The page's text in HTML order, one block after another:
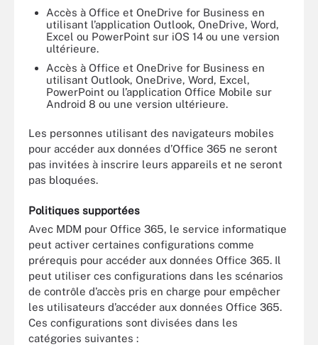
Accès à Office et OneDrive for Business en
utilisant l’application Outlook, OneDrive, Word,
Excel ou PowerPoint sur iOS 14 ou une version
ultérieure.
Accès à Office et OneDrive for Business en
utilisant Outlook, OneDrive, Word, Excel,
PowerPoint ou l’application Office Mobile sur
Android 8 ou une version ultérieure.
Les personnes utilisant des navigateurs mobiles
pour accéder aux données d’Office 365 ne seront
pas invitées à inscrire leurs appareils et ne seront
pas bloquées.
Politiques supportées
Avec MDM pour Office 365, le service informatique
peut activer certaines configurations comme
prérequis pour accéder aux données Office 365. Il
peut utiliser ces configurations dans les scénarios
de contrôle d’accès pris en charge pour empêcher
les utilisateurs d’accéder aux données Office 365.
Ces configurations sont divisées dans les
catégories suivantes :